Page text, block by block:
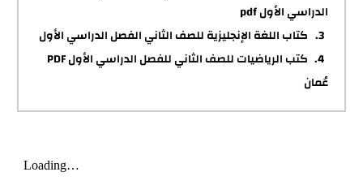
الدراسي الأول pdf
كتاب اللغة الإنجليزية للصف الثاني الفصل الدراسي الأول
كتب الرياضيات للصف الثاني للفصل الدراسي الأول PDF
عُمان